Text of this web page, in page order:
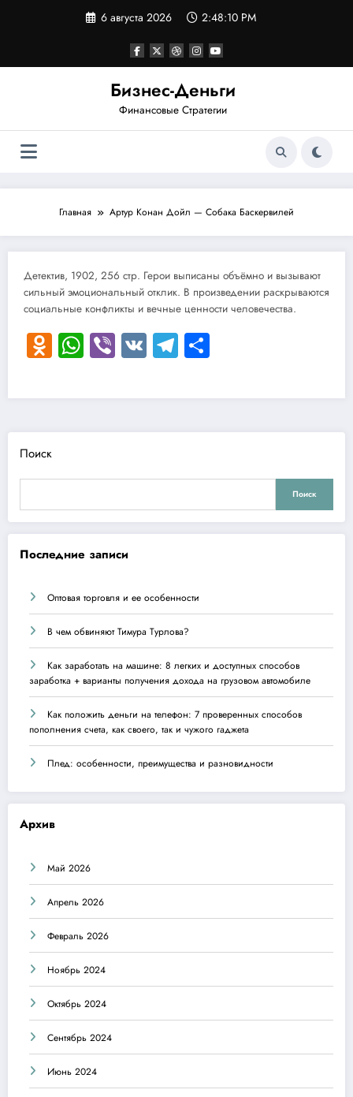
6 августа 2026 2:48:10 PM
Бизнес-Деньги
Финансовые Стратегии
Главная Артур Конан Дойл — Собака Баскервилей
Детектив, 1902, 256 стр. Герои выписаны объёмно и вызывают
сильный эмоциональный отклик. В произведении раскрываются
социальные конфликты и вечные ценности человечества.
Odnoklassniki
WhatsApp
Viber
VKTelegram
Поиск
Поиск
Последние записи
Оптовая торговля и ее особенности
В чем обвиняют Тимура Турлова?
Как заработать на машине: 8 легких и доступных способов
заработка + варианты получения дохода на грузовом автомобиле
Как положить деньги на телефон: 7 проверенных способов
пополнения счета, как своего, так и чужого гаджета
Плед: особенности, преимущества и разновидности
Архив
Май 2026
Апрель 2026
Февраль 2026
Ноябрь 2024
Октябрь 2024
Сентябрь 2024
Июнь 2024